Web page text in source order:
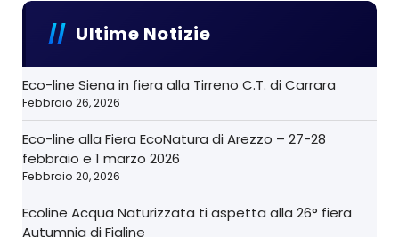
Ultime Notizie
Eco-line Siena in fiera alla Tirreno C.T. di Carrara
Febbraio 26, 2026
Eco-line alla Fiera EcoNatura di Arezzo – 27-28
febbraio e 1 marzo 2026
Febbraio 20, 2026
Ecoline Acqua Naturizzata ti aspetta alla 26° fiera
Autumnia di Figline